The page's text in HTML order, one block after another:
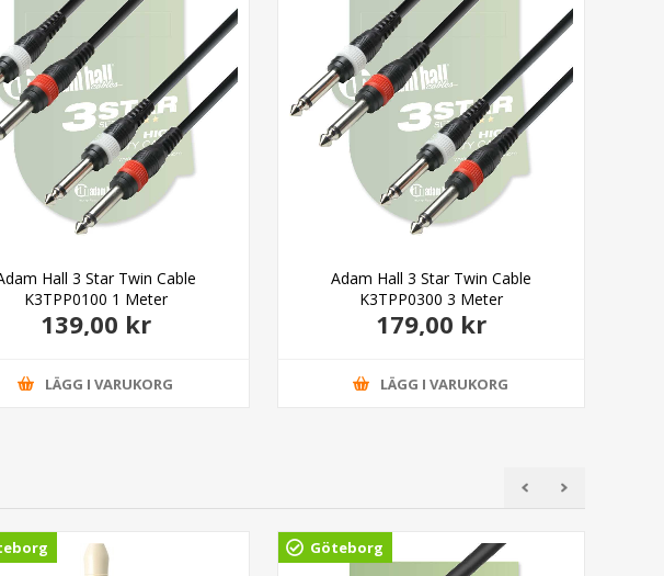
Hall 3 Star Twin Cable
K3TPP0100 1 Meter
139,00 kr
LÄGG I VARUKORG
Adam Hall 3 Star Twin Cable
K3TPP0300 3 Meter
179,00 kr
LÄGG I VARUKORG
Göteborg